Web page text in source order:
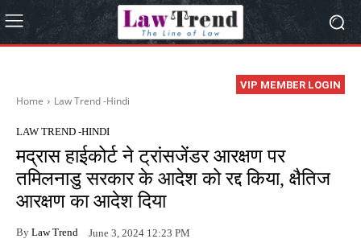
VIP MEMBER LOGIN
Home Law Trend -Hindi
LAW TREND -HINDI
मद्रास हाईकोर्ट ने ट्रांसजेंडर आरक्षण पर
तमिलनाडु सरकार के आदेश को रद्द किया, क्षैतिज
आरक्षण का आदेश दिया
By Law Trend June 3, 2024 12:23 PM